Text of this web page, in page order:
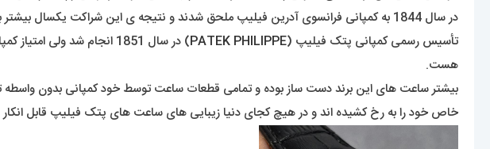
در سال 1844 به کمپانی فرانسوی آدرین فیلیپ ملحق شدند و نتیجه ی این شراکت یکسال بیشتر به طول نینجامید.
تأسیس رسمی کمپانی پتک فیلیپ (PATEK PHILIPPE
هست.
بیشتر ساعت های این برند دست ساز بوده و تمامی قطعات ساعت توسط خود کمپانی بدون
خاص خود را به رخ کشیده اند و در هیچ کجای دنیا زیبایی های ساعت های پتک فیلیپ قابل